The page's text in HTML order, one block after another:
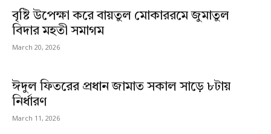
বৃষ্টি উপেক্ষা করে বায়তুল মোকাররমে জুমাতুল
বিদার মহতী সমাগম
March 20, 2026
ঈদুল ফিতরের প্রধান জামাত সকাল সাড়ে ৮টায়
নির্ধারণ
March 11, 2026